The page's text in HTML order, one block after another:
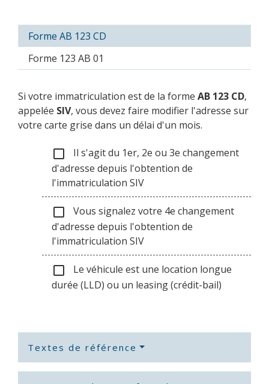
Forme AB 123 CD
Forme 123 AB 01
Si votre immatriculation est de la forme AB 123 CD,
appelée SIV, vous devez faire modifier l'adresse sur
votre carte grise dans un délai d'un mois.
check_box_outline_blank
Il s'agit du 1er, 2e ou 3e changement
d'adresse depuis l'obtention de
l'immatriculation SIV
check_box_outline_blank
Vous signalez votre 4e changement
d'adresse depuis l'obtention de
l'immatriculation SIV
check_box_outline_blank
Le véhicule est une location longue
durée (LLD) ou un leasing (crédit-bail)
Textes de référence